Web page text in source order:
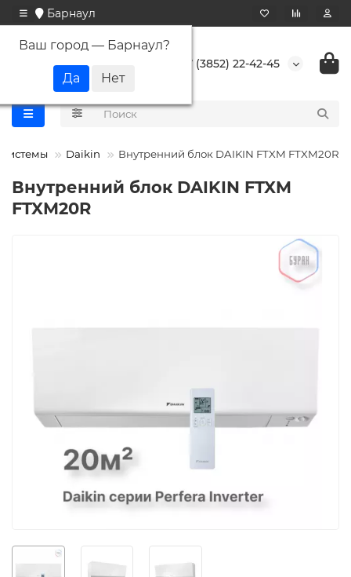
Барнаул
Ваш город — Барнаул?
+7 (3852) 22-42-45
системы Daikin Внутренний блок DAIKIN FTXM FTXM20R
Внутренний блок DAIKIN FTXM
FTXM20R